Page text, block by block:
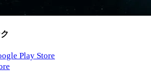
Play Store